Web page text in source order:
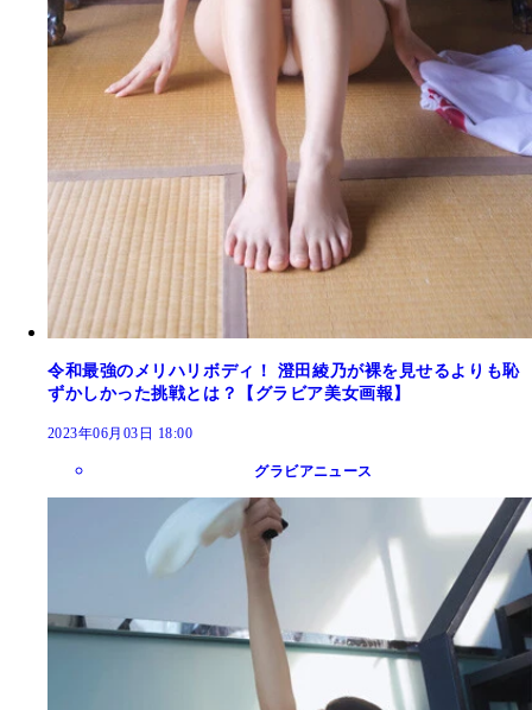
令和最強のメリハリボディ！ 澄田綾乃が裸を見せるよりも恥
ずかしかった挑戦とは？【グラビア美女画報】
2023年06月03日 18:00
グラビアニュース